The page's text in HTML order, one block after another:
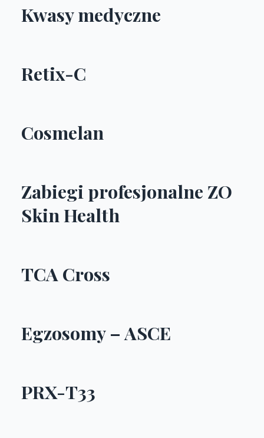
Kwasy medyczne
Retix-C
Cosmelan
Zabiegi profesjonalne ZO
Skin Health
TCA Cross
Egzosomy – ASCE
PRX-T33